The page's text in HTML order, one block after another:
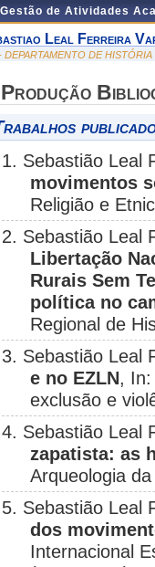
de Atividades
Leal Ferreira
DEPARTAMENTO DE HISTÓRIA
Produção
1. Sebastião Leal
movimentos
Religião e
2. Sebastião Leal
Libertação
Rurais Sem
política no
Regional de
3. Sebastião Leal
e no EZLN, In:
exclusão e
4. Sebastião Leal
zapatista: as
Arqueologia
5. Sebastião Leal
dos
Internacional